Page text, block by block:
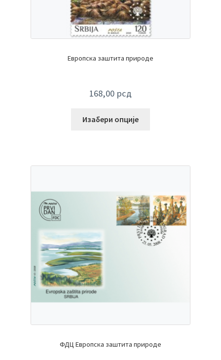
Европска заштита природе
168,00 рсд
Изабери опције
ФДЦ Европска заштита природе